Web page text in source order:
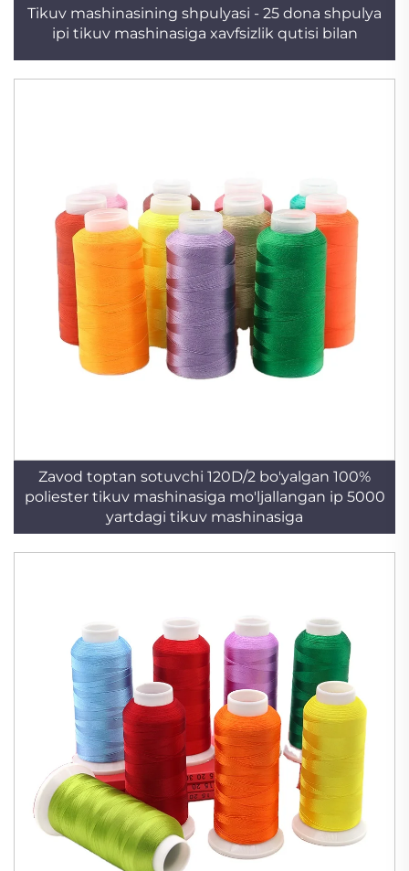
Tikuv mashinasining shpulyasi - 25 dona shpulya
ipi tikuv mashinasiga xavfsizlik qutisi bilan
Zavod toptan sotuvchi 120D/2 bo'yalgan 100%
poliester tikuv mashinasiga mo'ljallangan ip 5000
yartdagi tikuv mashinasiga